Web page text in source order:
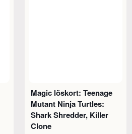
Magic löskort: Teenage
Mutant Ninja Turtles:
Shark Shredder, Killer
Clone